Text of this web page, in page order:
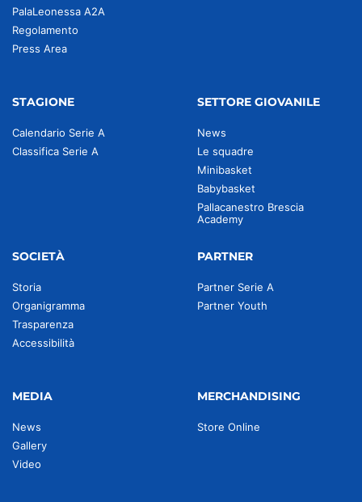
PalaLeonessa A2A
Regolamento
Press Area
STAGIONE
Calendario Serie A
Classifica Serie A
SETTORE GIOVANILE
News
Le squadre
Minibasket
Babybasket
Pallacanestro Brescia
Academy
SOCIETÀ
Storia
Organigramma
Trasparenza
Accessibilità
PARTNER
Partner Serie A
Partner Youth
MEDIA
News
Gallery
Video
MERCHANDISING
Store Online